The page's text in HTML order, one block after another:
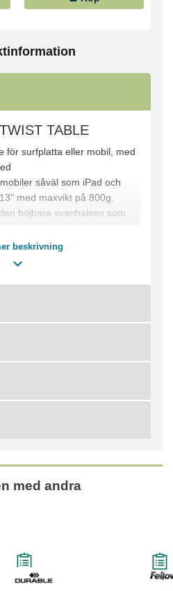
TABLE
för surfplatta eller mobil, med
såväl som iPad och
med maxvikt på 800g.
böjbara svanhalsen som
skyddar mobilen eller
som enheten sitter i ett
till önskad vinkel
beskrivning
med andra